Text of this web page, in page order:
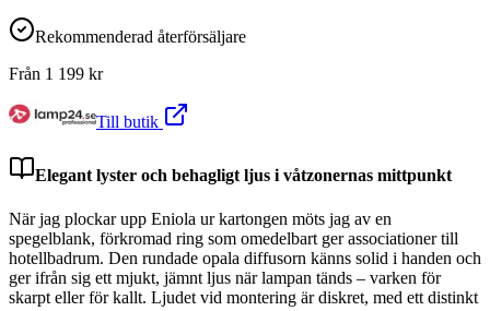
Rekommenderad återförsäljare
Från 1 199 kr
Till butik
Elegant lyster och behagligt ljus i våtzonernas mittpunkt
När jag plockar upp Eniola ur kartongen möts jag av en
spegelblank, förkromad ring som omedelbart ger associationer till
hotellbadrum. Den rundade opala diffusorn känns solid i handen och
ger ifrån sig ett mjukt, jämnt ljus när lampan tänds – varken för
skarpt eller för kallt. Ljudet vid montering är diskret, med ett distinkt